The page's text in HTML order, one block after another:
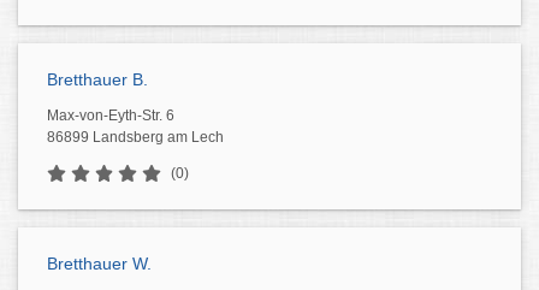
Bretthauer B.
Max-von-Eyth-Str. 6
86899 Landsberg am Lech
(0)
Bretthauer W.